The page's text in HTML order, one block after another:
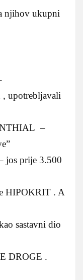
njihov ukupni
upotrebljavali
–
jos prije 3.500
HIPOKRIT . A
sastavni dio
DROGE .